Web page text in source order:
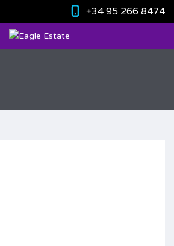
+34 95 266 8474